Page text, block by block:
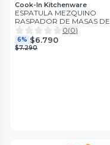
Cook-In Kitchenware
ESPATULA MEZQUINO
RASPADOR DE MASAS DE
SILICONA PROFESIONAL
35CM
0(0)
6% $6.790
$7.290